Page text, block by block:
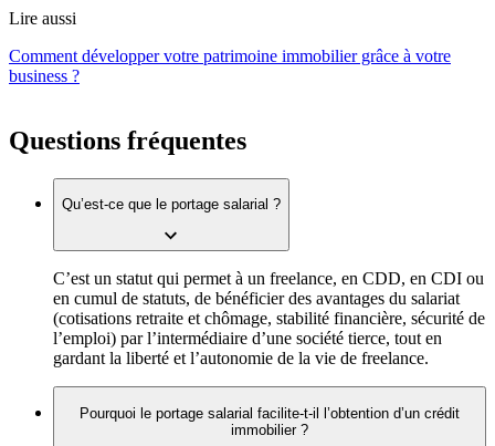
Lire aussi
Comment développer votre patrimoine immobilier grâce à votre
business ?
Questions fréquentes
Qu’est-ce que le portage salarial ?
C’est un statut qui permet à un freelance, en CDD, en CDI ou
en cumul de statuts, de bénéficier des avantages du salariat
(cotisations retraite et chômage, stabilité financière, sécurité de
l’emploi) par l’intermédiaire d’une société tierce, tout en
gardant la liberté et l’autonomie de la vie de freelance.
Pourquoi le portage salarial facilite-t-il l’obtention d’un crédit
immobilier ?